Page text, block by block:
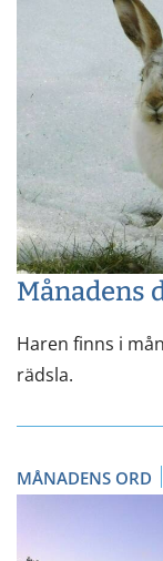
Månadens
Haren finns i
rädsla.
MÅNADENS ORD